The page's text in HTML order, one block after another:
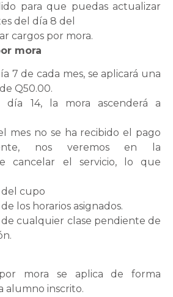
para que puedas actualizar
del día 8 del
cargos por mora.
mora
7 de cada mes, se aplicará una
Q50.00.
14, la mora ascenderá a
mes no se ha recibido el pago
nos veremos en la
cancelar el servicio, lo que
del cupo
los horarios asignados.
de cualquier clase pendiente de
mora se aplica de forma
alumno inscrito.